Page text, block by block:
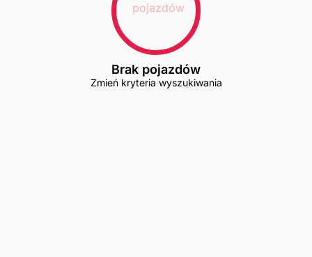
Brak pojazdów
Zmień kryteria wyszukiwania